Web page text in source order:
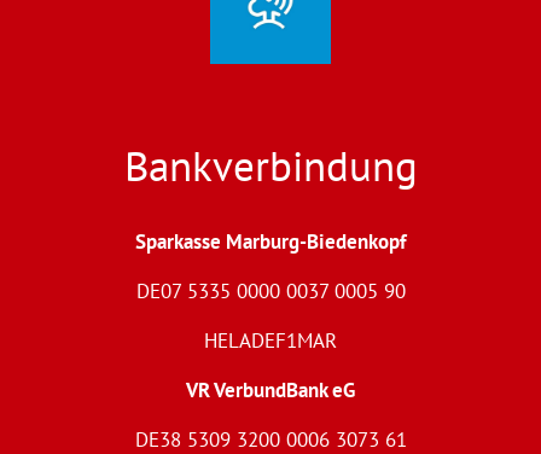
Bankverbindung
Sparkasse Marburg-Biedenkopf
DE07 5335 0000 0037 0005 90
HELADEF1MAR
VR VerbundBank eG
DE38 5309 3200 0006 3073 61